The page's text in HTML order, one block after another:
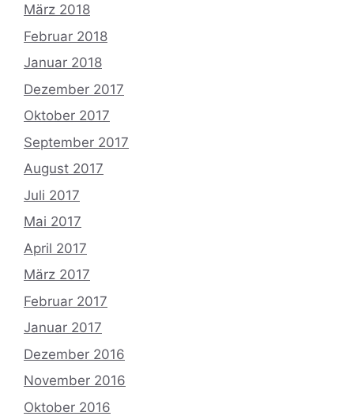
März 2018
Februar 2018
Januar 2018
Dezember 2017
Oktober 2017
September 2017
August 2017
Juli 2017
Mai 2017
April 2017
März 2017
Februar 2017
Januar 2017
Dezember 2016
November 2016
Oktober 2016